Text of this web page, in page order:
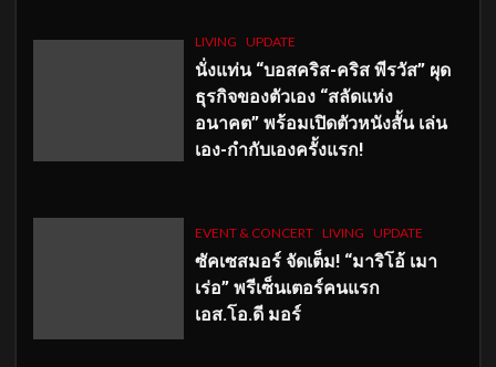
LIVING UPDATE
นั่งแท่น “บอสคริส-คริส พีรวัส” ผุด
ธุรกิจของตัวเอง “สลัดแห่ง
อนาคต” พร้อมเปิดตัวหนังสั้น เล่น
เอง-กำกับเองครั้งแรก!
EVENT & CONCERT LIVING UPDATE
ซัคเซสมอร์ จัดเต็ม! “มาริโอ้ เมา
เร่อ” พรีเซ็นเตอร์คนแรก
เอส.โอ.ดี มอร์